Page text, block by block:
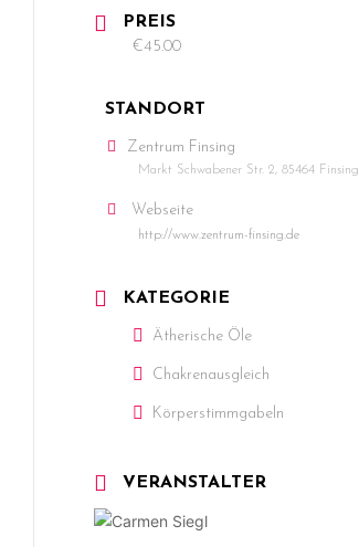
PREIS
€45.00
STANDORT
Zentrum Finsing
Markt Schwabener Str. 2, 85464 Finsing
Webseite
http://www.zentrum-finsing.de
KATEGORIE
Ätherische Öle
Chakrenausgleich
Körperstimmgabeln
VERANSTALTER